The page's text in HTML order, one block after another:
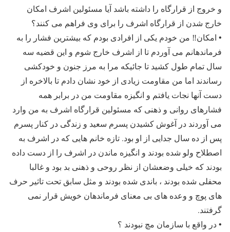
و خروج از قرارگاه را داشته باشد آیا مسئولین اشرف امکان
خارج شدن از قرارگاه اشرف را برای وی فراهم می کنند؟
• امکان‼ من خودم یکی از افرادی بودم که بیشترین فشار را به
فرماندهانم می آوردم تا از اشرف خارج شوم و این قضیه سه
سال تمام طول کشید تا جائیکه مرا به مرز جنون و خودکشی
رساندند اما من مقاومت زیادی از خود نشان دادم تا بالاخره از
دست آنها نجات یافتم و انگیزه مقاومت من در برابر همه
فشارهای روانی و ذهنی که مسئولین قرارگاه اشرف به من وارد
می آوردند در آغوش کشیدن پسرم سعید و زندگی در کنار پسرم
پس از ده سال جدایی از او بود. تازه خانم هایی که در اشرف به
اصطلاح ولو شده بودند و انگیزه ماندن در اشرف را از دست داده
بودند که خیلی وضعشان از نظر روحی و ذهنی بد بود و غالبا
محفلی شده بودند ، باندی شده بودند و مثل سابق تحت تاثیر حرف
های پوچ و وعده های بی معنای فرماندهان خویش قرار نمی
گرفتند.
• در واقع با سازمان مچ نبودند ؟